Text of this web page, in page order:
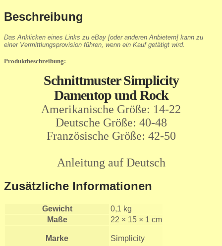
Beschreibung
Das Anklicken eines Links zu eBay [oder anderen Anbietern] kann zu
einer Vermittlungsprovision führen, wenn ein Kauf getätigt wird.
Produktbeschreibung:
Schnittmuster Simplicity
Damentop und Rock
Amerikanische Größe: 14-22
Deutsche Größe: 40-48
Französische Größe: 42-50
Anleitung auf Deutsch
Zusätzliche Informationen
Gewicht
0,1 kg
Maße
22 × 15 × 1 cm
Marke Simplicity